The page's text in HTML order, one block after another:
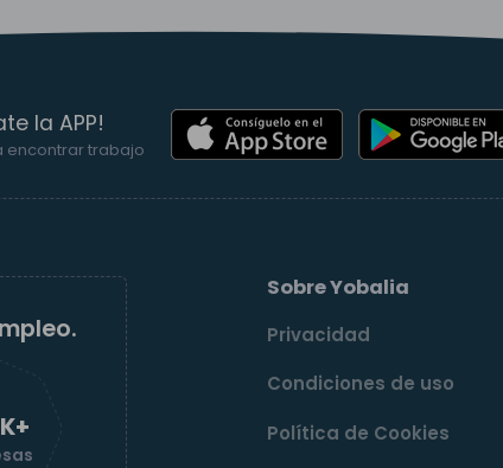
la APP!
encontrar trabajo
Sobre Yobalia
Privacidad
Condiciones de uso
Política de Cookies